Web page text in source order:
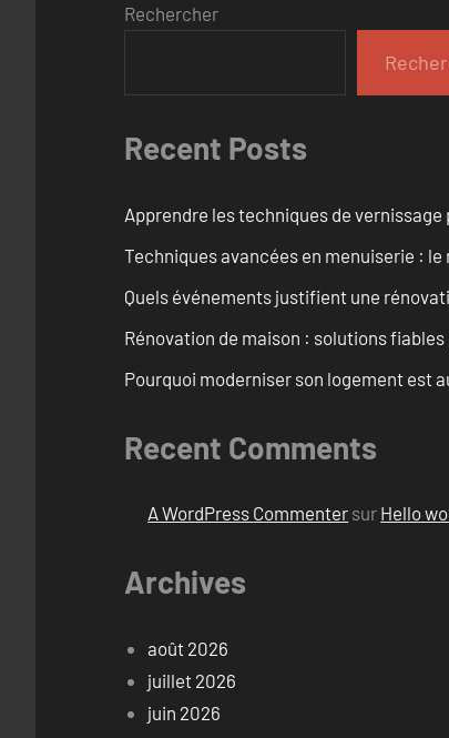
Rechercher
Recent Posts
Apprendre les techniques de
Techniques avancées en menuiserie : le
Quels événements justifient une
Rénovation de maison : solutions
Pourquoi moderniser son logement est
Recent Comments
A WordPress Commenter sur Hello
Archives
août 2026
juillet 2026
juin 2026